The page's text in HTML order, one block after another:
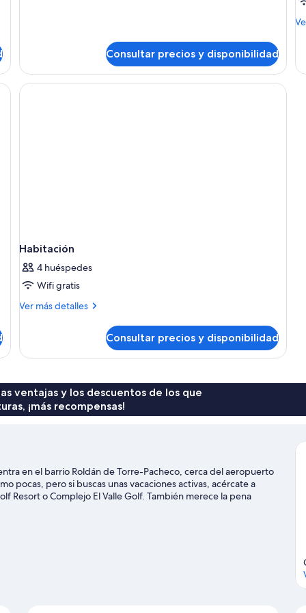
Consultar precios y disponibilidad
Habitación
4 huéspedes
Wifi gratis
Ver más detalles
Más
Consultar precios y disponibilidad
ventajas y los descuentos de los que
¡más recompensas!
en el barrio Roldán de Torre-Pacheco, cerca del aeropuerto
pocas, pero si buscas unas vacaciones activas, acércate a
Resort o Complejo El Valle Golf. También merece la pena
Mar Menor. Tendrás la oportunidad de disfrutar del agua